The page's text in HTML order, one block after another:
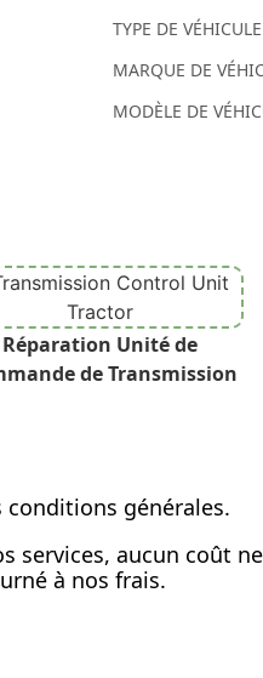
TYPE DE
MARQUE DE
MODÈLE DE
Réparation Unité de
de Transmission
conditions générales.
services, aucun coût
à nos frais.